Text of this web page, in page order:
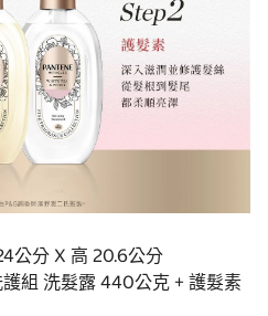
公分 X 高 20.6公分
組 洗髮露 440公克 + 護髮素